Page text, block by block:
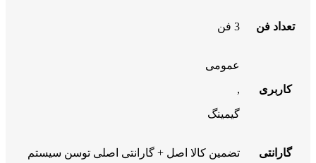
تعداد فن 3 فن
کاربری
عمومی
,
گیمینگ
گارانتی تضمین کالا اصل + گارانتی اصلی توسن سیستم